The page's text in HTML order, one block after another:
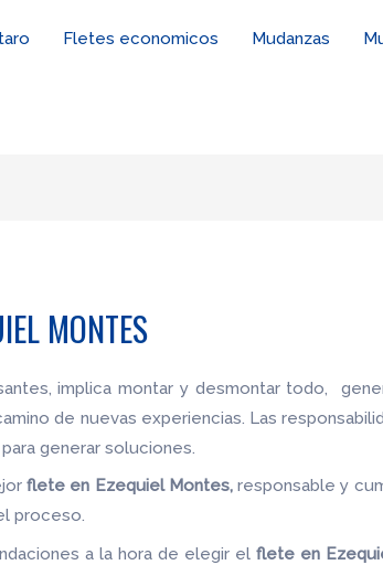
Fletes economicos Mudanzas
MONTES
implica montar y desmontar todo,
de nuevas experiencias. Las
generar soluciones.
fleteen Ezequiel Montes,responsable y
proceso.
a la hora de elegir el flete en